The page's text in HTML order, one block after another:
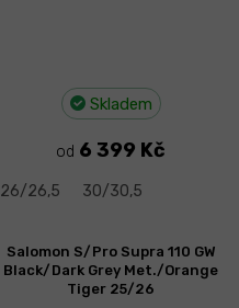
Skladem
od 6 399 Kč
26/26,5 30/30,5
Salomon S/Pro Supra 110 GW
Black/Dark Grey Met./Orange
Tiger 25/26